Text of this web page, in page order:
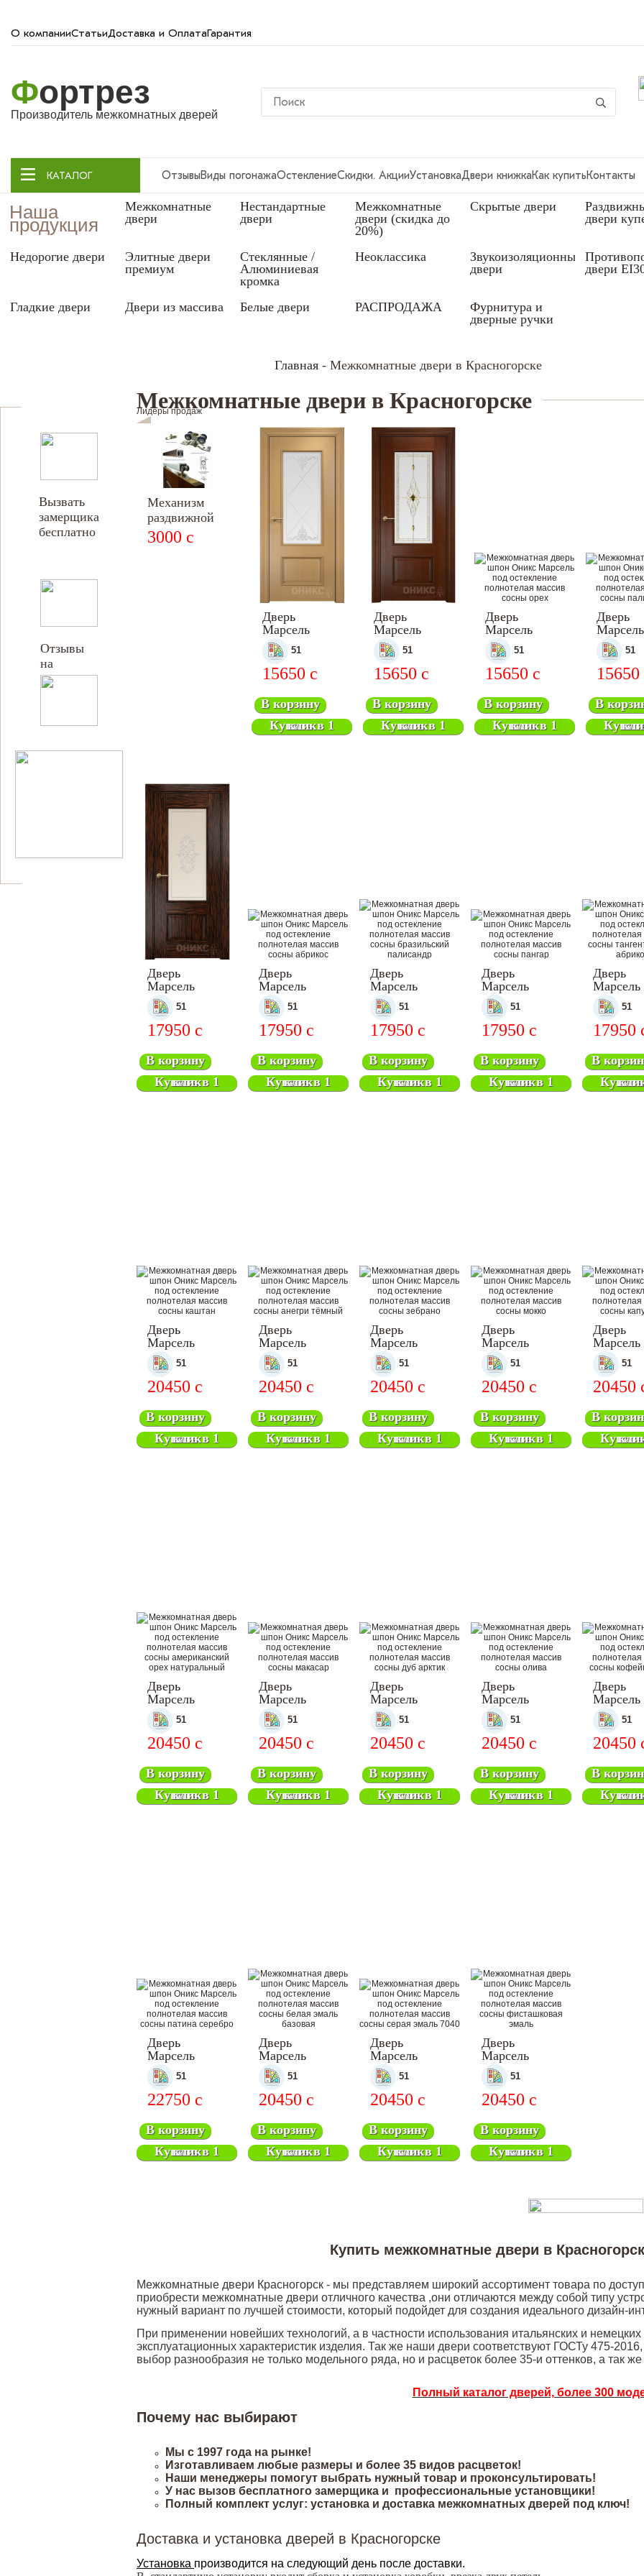
О компанииСтатьиДоставка и ОплатаГарантия
Фортрез
Производитель межкомнатных дверей
КАТАЛОГ ОтзывыВиды погонажаОстеклениеСкидки. АкцииУстановкаДвери книжкаКак купитьКонтакты
Наша
продукция
Межкомнатные
двери
Нестандартные
двери
Межкомнатные
двери (скидка до
20%)
Скрытые двери
двери
Недорогие двери
Элитные двери
премиум
Стеклянные /
Алюминиевая
кромка
Неоклассика
Звукоизоляционные
двери
двери
Гладкие двери Двери из массива Белые двери РАСПРОДАЖА
Фурнитура и
дверные ручки
Главная - Межкомнатные двери в Красногорске
Вызвать
замерщика
бесплатно
Отзывы
на
Межкомнатные двери в Красногорске
Лидеры продаж
Механизм
раздвижной
двери
3000 c
Дверь
Марсель
межкомнатная
51
15650 c
В корзину
Купить в 1 клик
Дверь
Марсель
межкомнатная
51
15650 c
В корзину
Купить в 1 клик
Дверь
Марсель
межкомнатная
51
15650 c
В корзину
Купить в 1 клик
Дверь
Марсель
51
15650
В
Купить в 1
Дверь
Марсель
межкомнатная
51
17950 c
В корзину
Купить в 1 клик
Дверь
Марсель
межкомнатная
51
17950 c
В корзину
Купить в 1 клик
Дверь
Марсель
межкомнатная
51
17950 c
В корзину
Купить в 1 клик
Дверь
Марсель
межкомнатная
51
17950 c
В корзину
Купить в 1 клик
Дверь
Марсель
51
17950
В
Купить в 1
Дверь
Марсель
межкомнатная
51
20450 c
В корзину
Купить в 1 клик
Дверь
Марсель
межкомнатная
51
20450 c
В корзину
Купить в 1 клик
Дверь
Марсель
межкомнатная
51
20450 c
В корзину
Купить в 1 клик
Дверь
Марсель
межкомнатная
51
20450 c
В корзину
Купить в 1 клик
Дверь
Марсель
51
20450
В
Купить в 1
Дверь
Марсель
межкомнатная
51
20450 c
В корзину
Купить в 1 клик
Дверь
Марсель
межкомнатная
51
20450 c
В корзину
Купить в 1 клик
Дверь
Марсель
межкомнатная
51
20450 c
В корзину
Купить в 1 клик
Дверь
Марсель
межкомнатная
51
20450 c
В корзину
Купить в 1 клик
Дверь
Марсель
51
20450
В
Купить в 1
Дверь
Марсель
межкомнатная
51
22750 c
В корзину
Купить в 1 клик
Дверь
Марсель
межкомнатная
51
20450 c
В корзину
Купить в 1 клик
Дверь
Марсель
межкомнатная
51
20450 c
В корзину
Купить в 1 клик
Дверь
Марсель
межкомнатная
51
20450 c
В корзину
Купить в 1 клик
Купить межкомнатные двери в
Межкомнатные двери Красногорск - мы представляем широкий ассортимент товара по
приобрести межкомнатные двери отличного качества ,они отличаются между собой типу
нужный вариант по лучшей стоимости, который подойдет для создания идеального дизайн-
При применении новейших технологий, а в частности использования итальянских и
эксплуатационных характеристик изделия. Так же наши двери соответствуют ГОСТу 475-
выбор разнообразия не только модельного ряда, но и расцветок более 35-и оттенков, а так
Полный каталог дверей, более 300
Почему нас выбирают
Мы с 1997 года на рынке!
Изготавливаем любые размеры и более 35 видов расцветок!
Наши менеджеры помогут выбрать нужный товар и проконсультировать!
У нас вызов бесплатного замерщика и профессиональные установщики!
Полный комплект услуг: установка и доставка межкомнатных дверей под ключ!
Доставка и установка дверей в Красногорске
Установка производится на следующий день после доставки.